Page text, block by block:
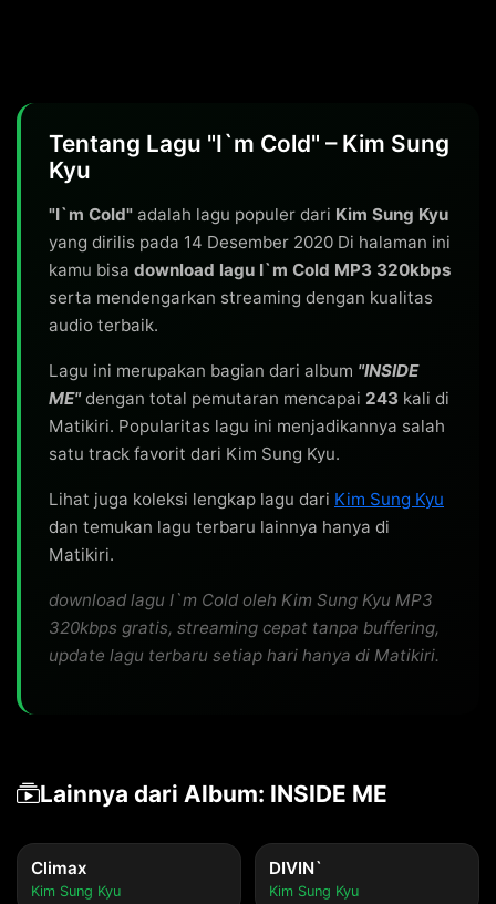
Tentang Lagu "I`m Cold" – Kim Sung
Kyu
"I`m Cold" adalah lagu populer dari Kim Sung Kyu
yang dirilis pada 14 Desember 2020 Di halaman ini
kamu bisa download lagu I`m Cold MP3 320kbps
serta mendengarkan streaming dengan kualitas
audio terbaik.
Lagu ini merupakan bagian dari album "INSIDE
ME"dengan total pemutaran mencapai 243 kali di
Matikiri. Popularitas lagu ini menjadikannya salah
satu track favorit dari Kim Sung Kyu.
Lihat juga koleksi lengkap lagu dari Kim Sung Kyu
dan temukan lagu terbaru lainnya hanya di
Matikiri.
download lagu I`m Cold oleh Kim Sung Kyu MP3
320kbps gratis, streaming cepat tanpa buffering,
update lagu terbaru setiap hari hanya di Matikiri.
Lainnya dari Album: INSIDE ME
Climax
Kim Sung Kyu
DIVIN`
Kim Sung Kyu